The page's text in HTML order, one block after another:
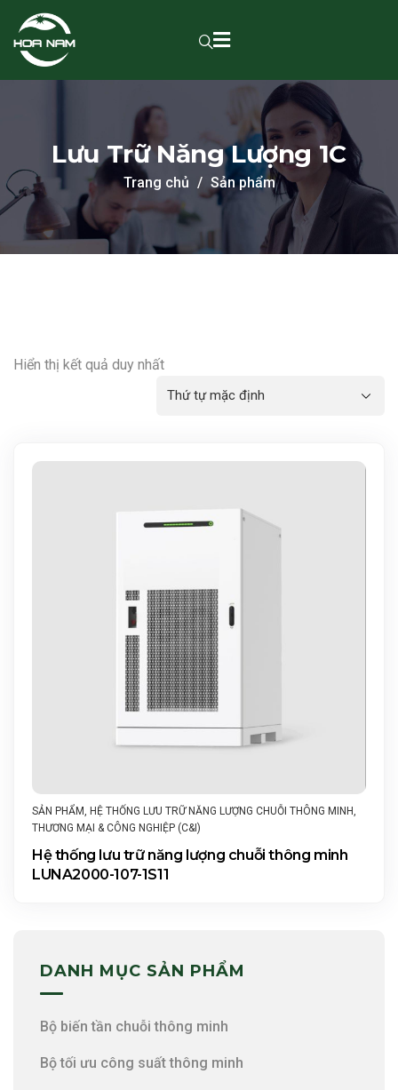
Lưu Trữ Năng Lượng 1C
Trang chủ Sản phẩm
Hiển thị kết quả duy nhất
SẢN PHẨM, HỆ THỐNG LƯU TRỮ NĂNG LƯỢNG CHUỖI THÔNG MINH,
THƯƠNG MẠI & CÔNG NGHIỆP (C&I)
Hệ thống lưu trữ năng lượng chuỗi thông minh
LUNA2000-107-1S11
DANH MỤC SẢN PHẨM
Bộ biến tần chuỗi thông minh
Bộ tối ưu công suất thông minh